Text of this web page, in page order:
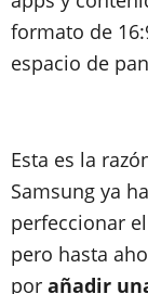
formato de
espacio de
Esta es la
Samsung ya
perfeccionar
pero hasta
por añadir